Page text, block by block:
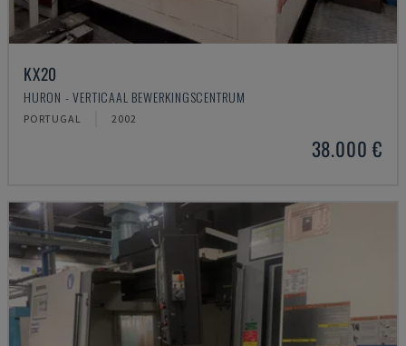
KX20
HURON - VERTICAAL BEWERKINGSCENTRUM
PORTUGAL 2002
38.000 €